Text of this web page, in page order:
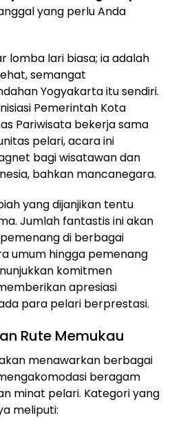
yang perlu Anda
lomba lari biasa; ia adalah
semangat
Yogyakarta itu sendiri.
Pemerintah Kota
Pariwisata bekerja sama
pelari, acara ini
bagi wisatawan dan
bahkan mancanegara.
yang dijanjikan tentu
Jumlah fantastis ini akan
di berbagai
umum hingga pemenang
komitmen
apresiasi
para pelari berprestasi.
Rute Memukau
menawarkan berbagai
beragam
minat pelari. Kategori yang
meliputi: